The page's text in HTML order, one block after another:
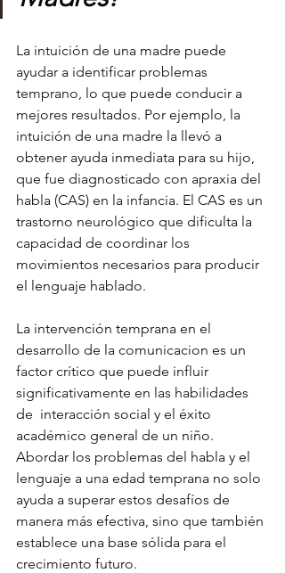
La intuición de una madre puede
ayudar a identificar problemas
temprano, lo que puede conducir a
mejores resultados. Por ejemplo, la
intuición de una madre la llevó a
obtener ayuda inmediata para su hijo,
que fue diagnosticado con apraxia del
habla (CAS) en la infancia. El CAS es un
trastorno neurológico que dificulta la
capacidad de coordinar los
movimientos necesarios para producir
el lenguaje hablado.
La intervención temprana en el
desarrollo de la comunicacion es un
factor crítico que puede influir
significativamente en las habilidades
de  interacción social y el éxito
académico general de un niño.
Abordar los problemas del habla y el
lenguaje a una edad temprana no solo
ayuda a superar estos desafíos de
manera más efectiva, sino que también
establece una base sólida para el
crecimiento futuro.